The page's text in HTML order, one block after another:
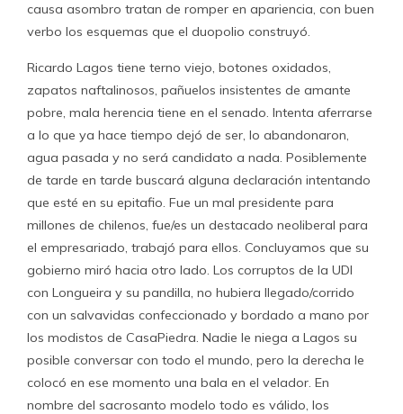
causa asombro tratan de romper en apariencia, con buen
verbo los esquemas que el duopolio construyó.
Ricardo Lagos tiene terno viejo, botones oxidados,
zapatos naftalinosos, pañuelos insistentes de amante
pobre, mala herencia tiene en el senado. Intenta aferrarse
a lo que ya hace tiempo dejó de ser, lo abandonaron,
agua pasada y no será candidato a nada. Posiblemente
de tarde en tarde buscará alguna declaración intentando
que esté en su epitafio. Fue un mal presidente para
millones de chilenos, fue/es un destacado neoliberal para
el empresariado, trabajó para ellos. Concluyamos que su
gobierno miró hacia otro lado. Los corruptos de la UDI
con Longueira y su pandilla, no hubiera llegado/corrido
con un salvavidas confeccionado y bordado a mano por
los modistos de CasaPiedra. Nadie le niega a Lagos su
posible conversar con todo el mundo, pero la derecha le
colocó en ese momento una bala en el velador. En
nombre del sacrosanto modelo todo es válido, los